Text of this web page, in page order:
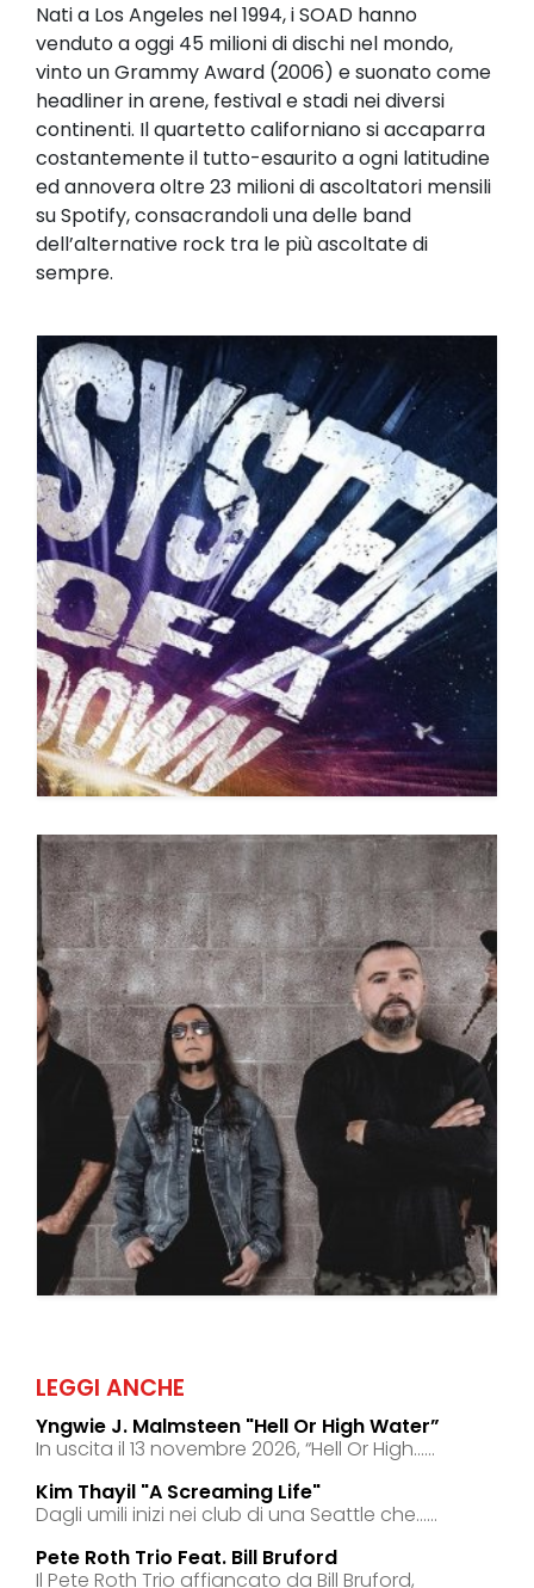
Nati a Los Angeles nel 1994, i SOAD hanno
venduto a oggi 45 milioni di dischi nel mondo,
vinto un Grammy Award (2006) e suonato come
headliner in arene, festival e stadi nei diversi
continenti. Il quartetto californiano si accaparra
costantemente il tutto-esaurito a ogni latitudine
ed annovera oltre 23 milioni di ascoltatori mensili
su Spotify, consacrandoli una delle band
dell’alternative rock tra le più ascoltate di
sempre.
LEGGI ANCHE
Yngwie J. Malmsteen "hell Or High Water”
In uscita il 13 novembre 2026, “Hell Or High......
Kim Thayil "a Screaming Life"
Dagli umili inizi nei club di una Seattle che......
Pete Roth Trio Feat. Bill Bruford
Il Pete Roth Trio affiancato da Bill Bruford,